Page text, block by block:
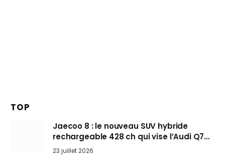
TOP
Jaecoo 8 : le nouveau SUV hybride
rechargeable 428 ch qui vise l’Audi Q7
arrive en Europe cet automne
23 juillet 2026